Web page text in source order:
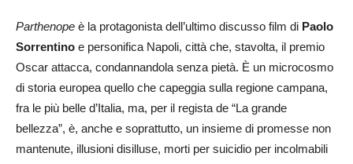
Parthenope è la protagonista dell’ultimo discusso film di Paolo
Sorrentino e personifica Napoli, città che, stavolta, il premio
Oscar attacca, condannandola senza pietà. È un microcosmo
di storia europea quello che capeggia sulla regione campana,
fra le più belle d’Italia, ma, per il regista de “La grande
bellezza”, è, anche e soprattutto, un insieme di promesse non
mantenute, illusioni disilluse, morti per suicidio per incolmabili